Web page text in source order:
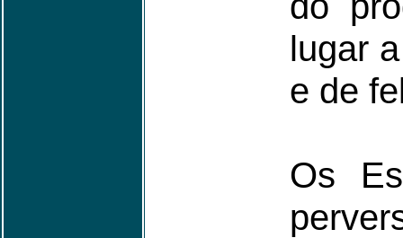
lugar
e de
Os